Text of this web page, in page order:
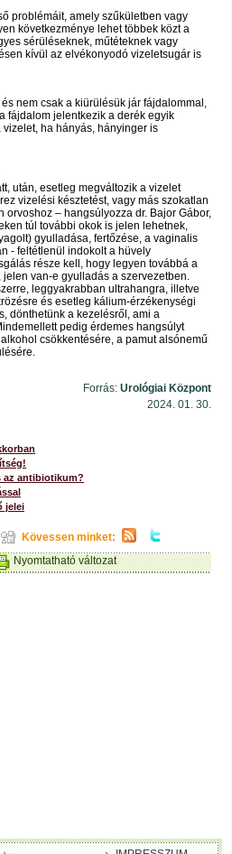
problémáit, amely szűkületben vagy
következménye lehet többek közt a
sérüléseknek, műtéteknek vagy
kívül az elvékonyodó vizeletsugár is
nem csak a kiürülésük jár fájdalommal,
fájdalom jelentkezik a derék egyik
ha hányás, hányinger is
után, esetleg megváltozik a vizelet
vizelési késztetést, vagy más szokatlan
– hangsúlyozza dr. Bajor Gábor,
túl további okok is jelen lehetnek,
gyulladása, fertőzése, a vaginalis
- feltétlenül indokolt a hüvely
része kell, hogy legyen továbbá a
van-e gyulladás a szervezetben.
leggyakrabban ultrahangra, illetve
és esetleg kálium-érzékenységi
dönthetünk a kezelésről, ami a
pedig érdemes hangsúlyt
csökkentésére, a pamut alsónemű
Forrás: Urológiai Központ
2024. 01. 30.
az antibiotikum?
jelei
Kövessen minket:
Nyomtatható változat